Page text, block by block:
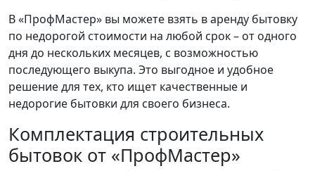
В «ПрофМастер» вы можете взять в аренду бытовку
по недорогой стоимости на любой срок – от одного
дня до нескольких месяцев, с возможностью
последующего выкупа. Это выгодное и удобное
решение для тех, кто ищет качественные и
недорогие бытовки для своего бизнеса.
Комплектация строительных
бытовок от «ПрофМастер»